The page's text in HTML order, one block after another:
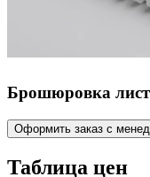
Брошюровка
Оформить заказ с
Таблица цен